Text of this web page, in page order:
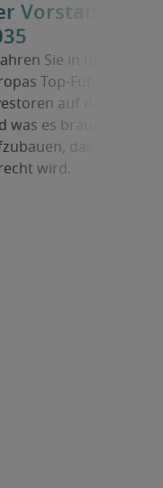
Vorstand der
Sie in unserem
Top-
auf das
was es braucht, um
das den
wird.